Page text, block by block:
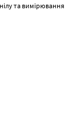
та вимірювання